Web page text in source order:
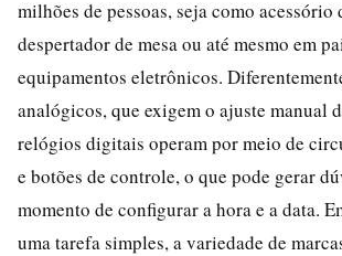
milhões de pessoas, seja como acessório
despertador de mesa ou até mesmo em
equipamentos eletrônicos.
analógicos, que exigem o ajuste manual
relógios digitais operam por meio de
e botões de controle, o que pode gerar
momento de configurar a hora e a data.
uma tarefa simples, a variedade de